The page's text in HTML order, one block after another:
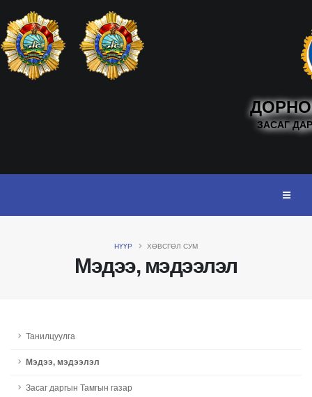
ЗАСАГ
Мэдээ, мэдээлэл
НҮҮР ХӨВСГӨЛ СУМ
Танилцуулга
Мэдээ, мэдээлэл
Засаг даргын Тамгын газар